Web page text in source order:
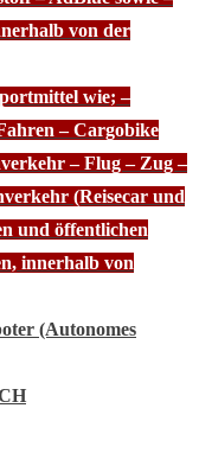
von der
wie; –
– Cargobike
– Flug – Zug –
(Reisecar und
und öffentlichen
innerhalb von
(Autonomes